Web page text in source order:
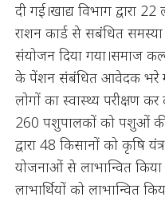
दी गई।खाद्य विभाग द्वारा
राशन कार्ड से सबंधित
संयोजन दिया गया।समाज
के पेंशन संबंधित आवेदक भरे
लोगों का स्वास्थ्य परीक्षण कर
260 पशुपालकों को पशुओं की
द्वारा 48 किसानों को कृषि
योजनाओं से लाभान्वित किया
लाभार्थियों को लाभान्वित